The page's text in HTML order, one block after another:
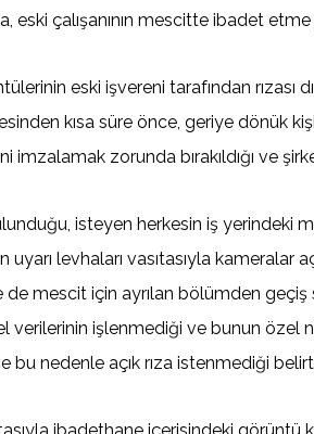
eski çalışanının mescitte ibadet
eski işvereni tarafından rızası
kısa süre önce, geriye dönük
imzalamak zorunda bırakıldığı ve
isteyen herkesin iş yerindeki
levhaları vasıtasıyla kameralar
mescit için ayrılan bölümden
verilerinin işlenmediği ve bunun özel
bu nedenle açık rıza istenmediği